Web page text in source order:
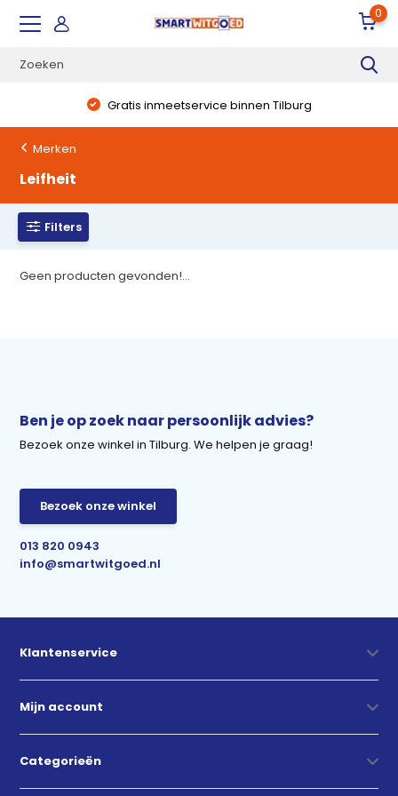
0
Gratis inmeetservice binnen Tilburg
Merken
Leifheit
Filters
Geen producten gevonden!...
Ben je op zoek naar persoonlijk advies?
Bezoek onze winkel in Tilburg. We helpen je graag!
Bezoek onze winkel
013 820 0943
info@smartwitgoed.nl
Klantenservice
Mijn account
Categorieën